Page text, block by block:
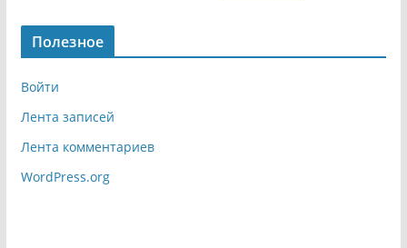
Полезное
Войти
Лента записей
Лента комментариев
WordPress.org